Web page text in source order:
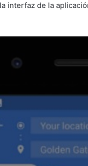
interfaz de la